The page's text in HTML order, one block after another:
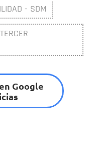
- SDM
Google